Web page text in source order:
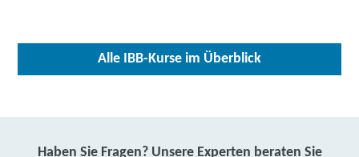
Alle IBB-Kurse im Überblick
Haben Sie Fragen? Unsere Experten beraten Sie